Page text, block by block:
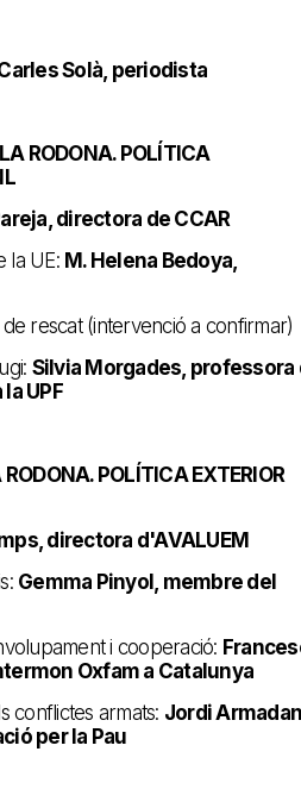
Solà, periodista
RODONA. POLÍTICA
directora de CCAR
la UE: M. Helena Bedoya,
rescat (intervenció a confirmar)
Silvia Morgades, professora
UPF
POLÍTICA EXTERIOR
directora d'AVALUEM
Gemma Pinyol, membre del
i cooperació:
Oxfam a Catalunya
conflictes armats: Jordi
per la Pau